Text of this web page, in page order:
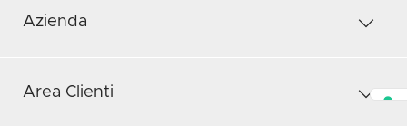
Azienda
Area Clienti